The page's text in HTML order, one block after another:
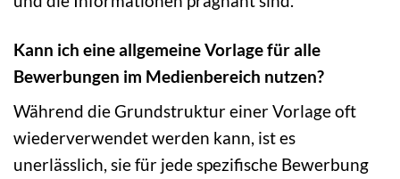
Kann ich eine allgemeine Vorlage für alle
Bewerbungen im Medienbereich nutzen?
Während die Grundstruktur einer Vorlage oft
wiederverwendet werden kann, ist es
unerlässlich, sie für jede spezifische Bewerbung